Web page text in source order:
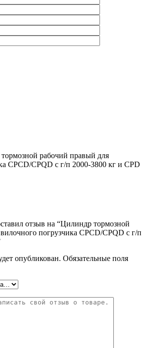
рабочий правый для
CPCD/CPQD с г/п 2000-3800 кг и CPD
отзыв на “Цилиндр тормозной
погрузчика CPCD/CPQD с г/п
опубликован. Обязательные поля